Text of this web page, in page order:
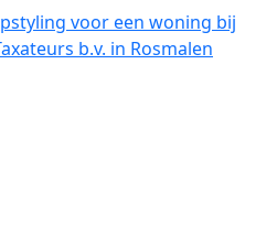
voor een woning bij
b.v. in Rosmalen